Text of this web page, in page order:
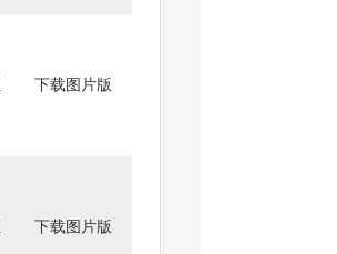
下载图片版
下载图片版